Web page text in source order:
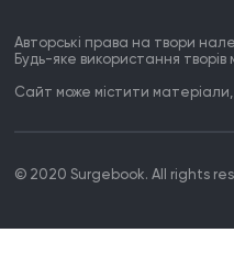
Авторські права на твори
Будь-яке використання
Сайт може містити матеріали,
© 2020 Surgebook. All rights